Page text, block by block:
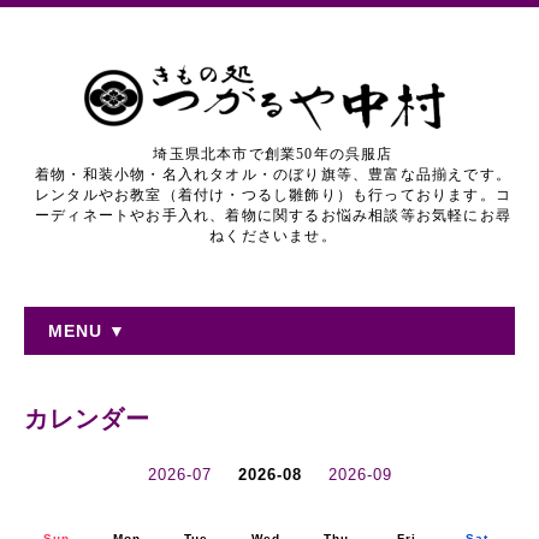
埼玉県北本市で創業50年の呉服店
着物・和装小物・名入れタオル・のぼり旗等、豊富な品揃えです。
レンタルやお教室（着付け・つるし雛飾り）も行っております。コ
ーディネートやお手入れ、着物に関するお悩み相談等お気軽にお尋
ねくださいませ。
MENU ▼
カレンダー
2026-07 2026-08 2026-09